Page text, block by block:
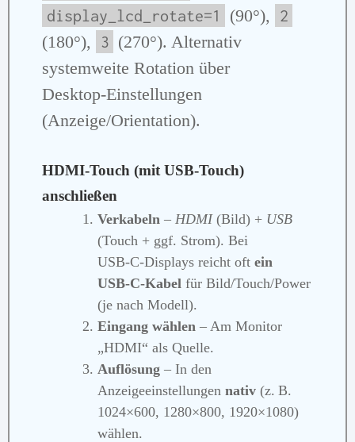
display_lcd_rotate=1 (90°), 2
(180°), 3 (270°). Alternativ
systemweite Rotation über
Desktop‑Einstellungen
(Anzeige/Orientation).
HDMI‑Touch (mit USB‑Touch)
anschließen
Verkabeln – HDMI(Bild) + USB
(Touch + ggf. Strom). Bei
USB‑C‑Displays reicht oftein
USB‑C‑Kabel für Bild/Touch/Power
(je nach Modell).
Eingang wählen – Am Monitor
„HDMI“ als Quelle.
Auflösung – In den
Anzeigeeinstellungennativ (z. B.
1024×600, 1280×800, 1920×1080)
wählen.